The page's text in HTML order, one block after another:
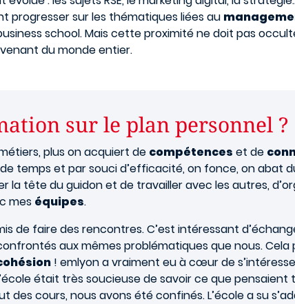
progresser sur les thématiques liées au
school. Mais cette proximité ne doit pas
du monde entier.
sur le plan personnel ?
plus on acquiert de compétences et de
temps et par souci d’efficacité, on fonce, on abat
la tête du guidon et de travailler avec les autres,
mes équipes.
de faire des rencontres. C’est intéressant
aux mêmes problématiques que nous.
! emlyon a vraiment eu à cœur de
était très soucieuse de savoir ce que pensaient
des cours, nous avons été confinés. L’école a su